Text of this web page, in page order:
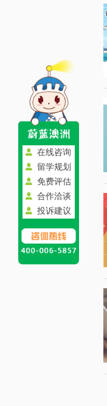
在线咨询
留学规划
免费评估
合作洽谈
投诉建议